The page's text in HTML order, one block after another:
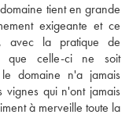
tient en grande
exigeante et ce
avec la pratique de
que celle-ci ne soit
domaine n'a jamais
qui n'ont jamais
à merveille toute la